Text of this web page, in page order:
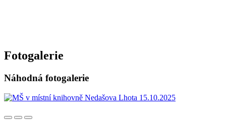
Fotogalerie
Náhodná fotogalerie